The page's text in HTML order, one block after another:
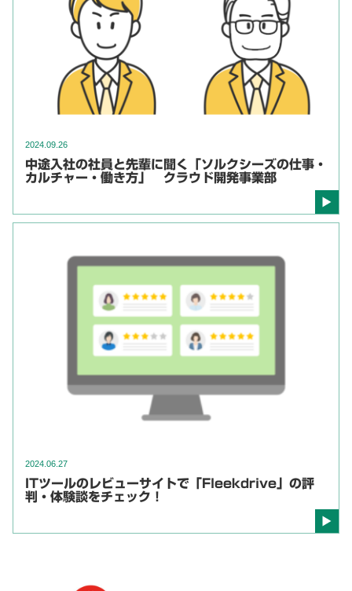
2024.09.26
中途入社の社員と先輩に聞く「ソルクシーズの仕事・
カルチャー・働き方」 クラウド開発事業部
2024.06.27
ITツールのレビューサイトで「Fleekdrive」の評
判・体験談をチェック！